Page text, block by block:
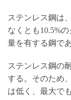
ステンレス鋼は
なくとも10.5%
量を有する鋼であ
ステンレス鋼の
する。そのため
は低く、最大で